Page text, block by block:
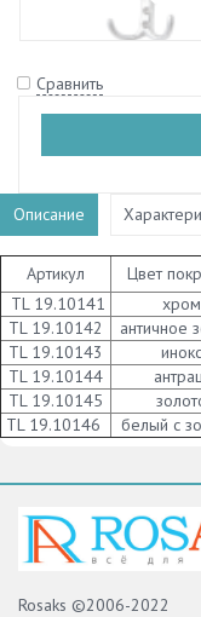
Сравнить
Описание
Артикул Цвет
TL 19.10141
хром
TL 19.10142
античное
TL 19.10143
инокс
TL 19.10144
TL 19.10145
TL 19.10146
белый с
Rosaks ©2006-2022